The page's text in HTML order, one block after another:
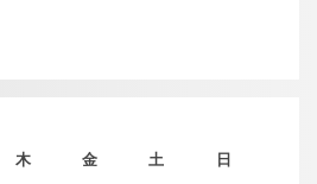
木 金 土 日